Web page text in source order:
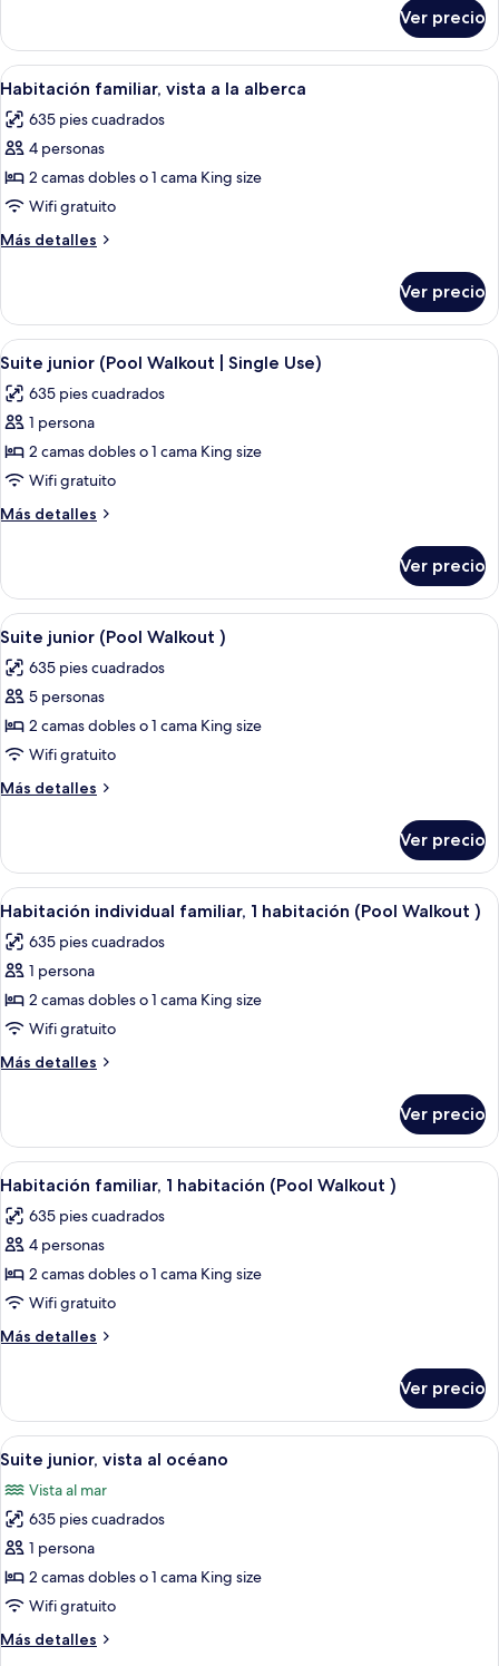
a
la
alberca
individual
familiar,
vista
la
alberca
Ver precio
Abrir
todas
las
fotos
de
Habitación
familiar,
vista
la
alberca
Vista de la piscina con una
5
Habitación familiar, vista a la alberca
635 pies cuadrados
4 personas
2 camas dobles o 1 cama King size
Wifi gratuito
Más detalles
Más
familiar,
vista
a
alberca
Ver precio
Abrir
todas
las
fotos
de
Suite
junior
(Pool
|
Single
Use)
Zona junto a la piscina con sillas de
5
Suite junior (Pool Walkout | Single Use)
635 pies cuadrados
1 persona
2 camas dobles o 1 cama King size
Wifi gratuito
Más detalles
Más
junior
(Pool
Walkout
Single
Use)
Ver precio
Abrir
todas
las
fotos
de
Suite
junior
(Pool
)
Zona junto a la piscina con sillas de
6
Suite junior (Pool Walkout )
635 pies cuadrados
5 personas
2 camas dobles o 1 cama King size
Wifi gratuito
Más detalles
Más
junior
(Pool
Walkout
Ver precio
Abrir
todas
las
fotos
de
Habitación
individual
familiar,
habitación
(Pool
Walkout
)
Zona junto a la piscina con sofá,
5
Habitación individual familiar, 1 habitación (Pool Walkout )
635 pies cuadrados
1 persona
2 camas dobles o 1 cama King size
Wifi gratuito
Más detalles
Más
individual
familiar,
1
(Pool
Walkout
Ver precio
Abrir
todas
las
fotos
de
Habitación
familiar,
1
(Pool
Walkout
)
Zona junto a la piscina con sofá,
5
Habitación familiar, 1 habitación (Pool Walkout )
635 pies cuadrados
4 personas
2 camas dobles o 1 cama King size
Wifi gratuito
Más detalles
Más
familiar,
habitación
Walkout
Ver precio
Abrir
todas
las
fotos
de
Suite
junior,
al
Un balcón con vistas a una piscina,
5
Suite junior, vista al océano
Vista al mar
635 pies cuadrados
1 persona
2 camas dobles o 1 cama King size
Wifi gratuito
Más detalles
Más